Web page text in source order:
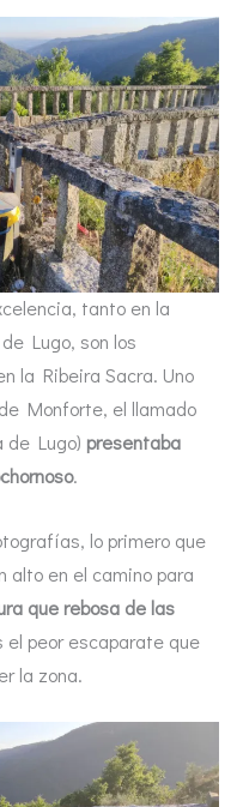
tanto en la
Lugo, son los
la Ribeira Sacra. Uno
Monforte, el llamado
de Lugo) presentaba
.
lo primero que
alto en el camino para
que rebosa de las
el peor escaparate que
la zona.